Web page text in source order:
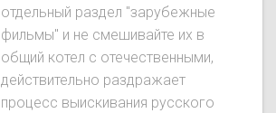
отдельный раздел "зарубежные
фильмы" и не смешивайте их в
общий котел с отечественными,
действительно раздражает
процесс выискивания русского